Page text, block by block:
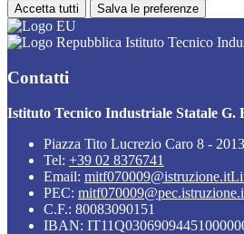
Accetta tutti Salva le preferenze
Istituto Tecnico
Contatti
Istituto Tecnico Industriale Statale G.
Piazza Tito Lucrezio Caro 8 -
Tel: +39 02 8376741
Email: mitf070009@istruzione.it
PEC:
C.F.: 80083090151
IBAN: